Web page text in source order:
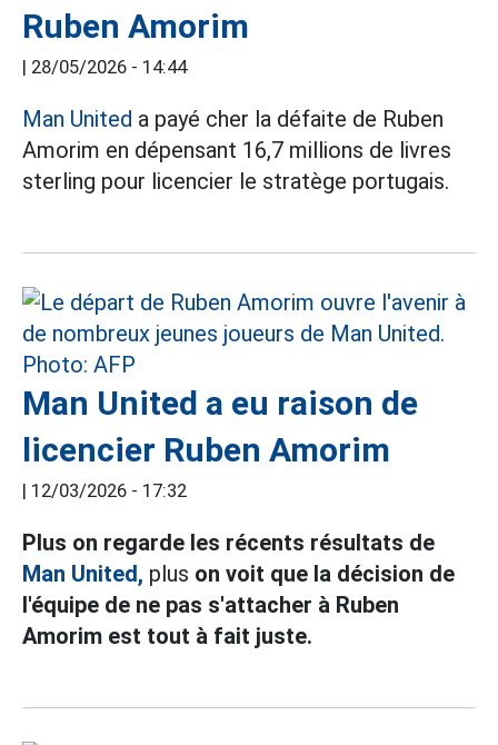
Ruben Amorim
| 28/05/2026 - 14:44
Man United a payé cher la défaite de Ruben
Amorim en dépensant 16,7 millions de livres
sterling pour licencier le stratège portugais.
Man United a eu raison de
licencier Ruben Amorim
| 12/03/2026 - 17:32
Plus on regarde les récents résultats de
Man United, plus on voit que la décision de
l'équipe de ne pas s'attacher à Ruben
Amorim est tout à fait juste.